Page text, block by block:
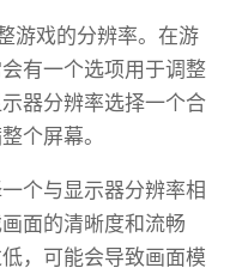
游戏的分辨率。在游
有一个选项用于调整
器分辨率选择一个合
个屏幕。
个与显示器分辨率相
面的清晰度和流畅
，可能会导致画面模